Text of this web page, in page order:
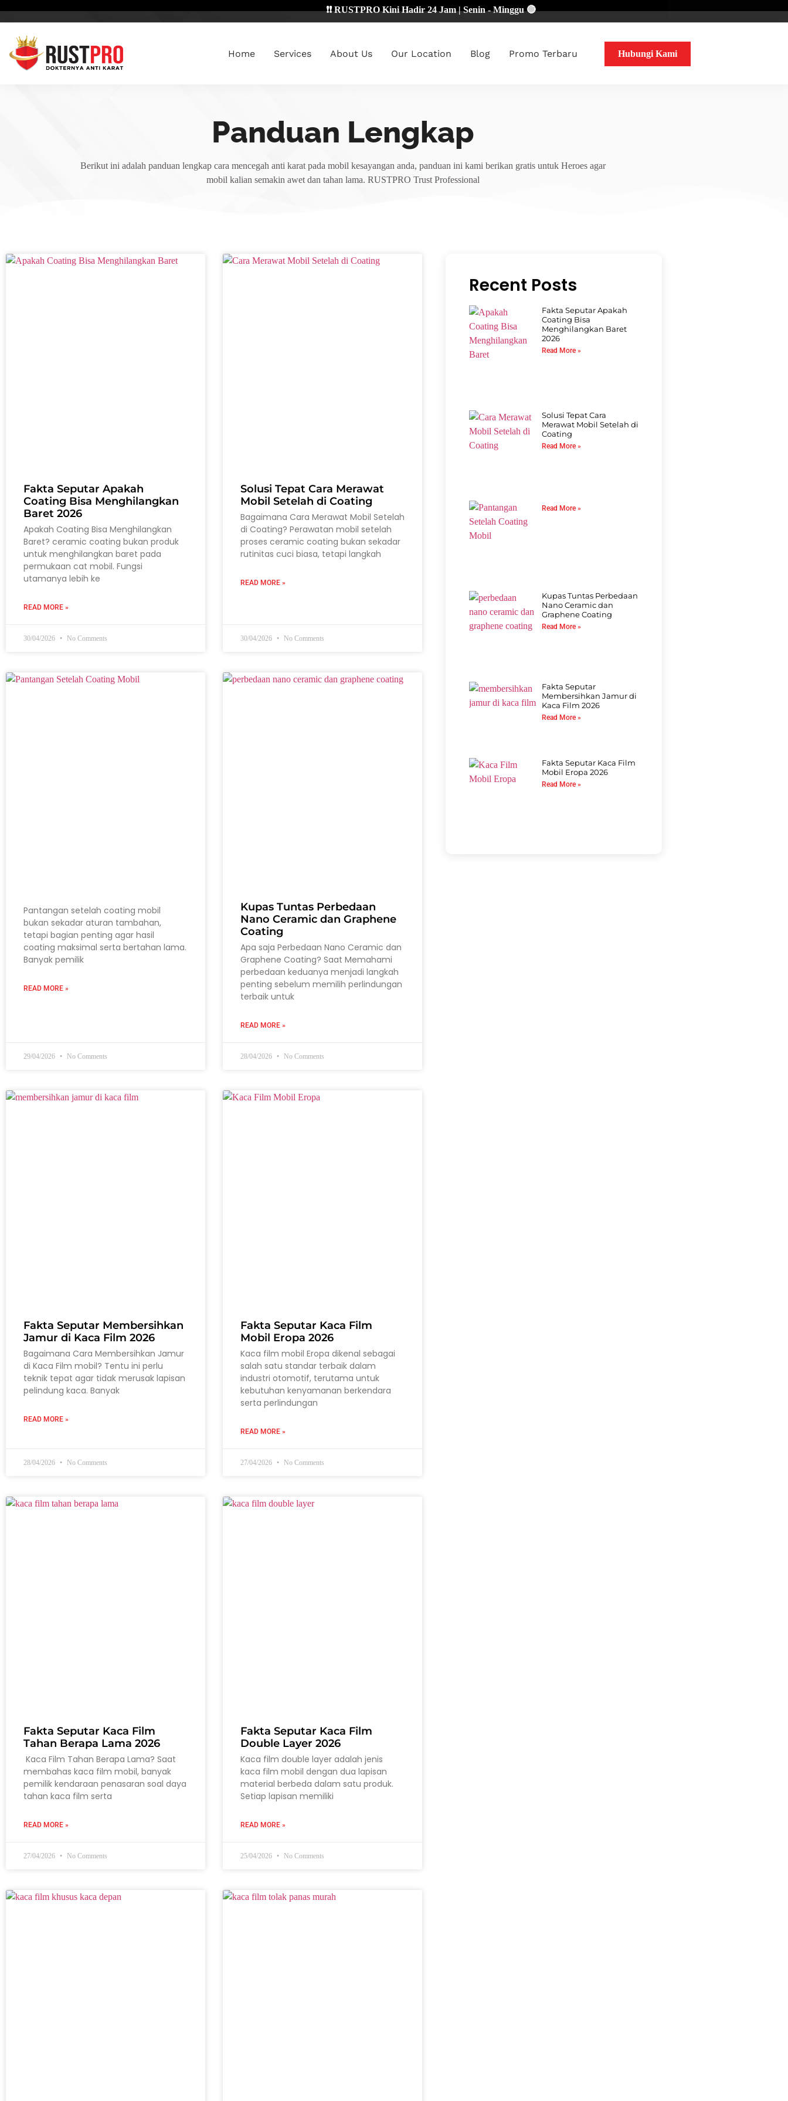
❗❗ RUSTPRO Kini Hadir 24 Jam | Senin - Minggu 🔴
Home Services About Us Our Location Blog Promo Terbaru Hubungi Kami
Panduan Lengkap
Berikut ini adalah panduan lengkap cara mencegah anti karat pada mobil kesayangan anda, panduan ini kami berikan gratis untuk Heroes agar
mobil kalian semakin awet dan tahan lama. RUSTPRO Trust Professional
Fakta Seputar Apakah
Coating Bisa Menghilangkan
Baret 2026
Apakah Coating Bisa Menghilangkan
Baret? ceramic coating bukan produk
untuk menghilangkan baret pada
permukaan cat mobil. Fungsi
utamanya lebih ke
READ MORE »
30/04/2026 No Comments
Solusi Tepat Cara Merawat
Mobil Setelah di Coating
Bagaimana Cara Merawat Mobil Setelah
di Coating? Perawatan mobil setelah
proses ceramic coating bukan sekadar
rutinitas cuci biasa, tetapi langkah
READ MORE »
30/04/2026 No Comments
Pantangan setelah coating mobil
bukan sekadar aturan tambahan,
tetapi bagian penting agar hasil
coating maksimal serta bertahan lama.
Banyak pemilik
READ MORE »
29/04/2026 No Comments
Kupas Tuntas Perbedaan
Nano Ceramic dan Graphene
Coating
Apa saja Perbedaan Nano Ceramic dan
Graphene Coating? Saat Memahami
perbedaan keduanya menjadi langkah
penting sebelum memilih perlindungan
terbaik untuk
READ MORE »
28/04/2026 No Comments
Fakta Seputar Membersihkan
Jamur di Kaca Film 2026
Bagaimana Cara Membersihkan Jamur
di Kaca Film mobil? Tentu ini perlu
teknik tepat agar tidak merusak lapisan
pelindung kaca. Banyak
READ MORE »
28/04/2026 No Comments
Fakta Seputar Kaca Film
Mobil Eropa 2026
Kaca film mobil Eropa dikenal sebagai
salah satu standar terbaik dalam
industri otomotif, terutama untuk
kebutuhan kenyamanan berkendara
serta perlindungan
READ MORE »
27/04/2026 No Comments
Fakta Seputar Kaca Film
Tahan Berapa Lama 2026
Kaca Film Tahan Berapa Lama? Saat
membahas kaca film mobil, banyak
pemilik kendaraan penasaran soal daya
tahan kaca film serta
READ MORE »
27/04/2026 No Comments
Fakta Seputar Kaca Film
Double Layer 2026
Kaca film double layer adalah jenis
kaca film mobil dengan dua lapisan
material berbeda dalam satu produk.
Setiap lapisan memiliki
READ MORE »
25/04/2026 No Comments
Recent Posts
Fakta Seputar Apakah
Coating Bisa
Menghilangkan Baret
2026
Read More »
Solusi Tepat Cara
Merawat Mobil Setelah di
Coating
Read More »
Read More »
Kupas Tuntas Perbedaan
Nano Ceramic dan
Graphene Coating
Read More »
Fakta Seputar
Membersihkan Jamur di
Kaca Film 2026
Read More »
Fakta Seputar Kaca Film
Mobil Eropa 2026
Read More »